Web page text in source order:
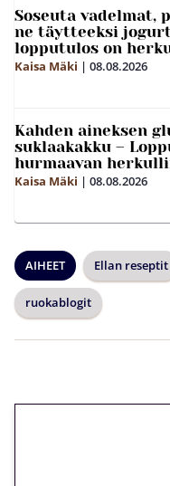
Soseuta vadelmat,
ne täytteeksi
lopputulos on
Kaisa Mäki | 08.08.2026
Kahden aineksen
suklaakakku –
hurmaavan
Kaisa Mäki | 08.08.2026
AIHEET Ellan reseptit
ruokablogit